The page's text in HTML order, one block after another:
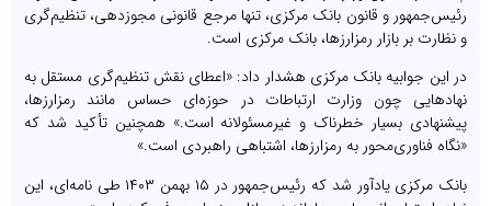
رئیس‌جمهور و قانون بانک مرکزی، تنها مرجع قانونی مجوزدهی، تنظیم‌گری
و نظارت بر بازار رمزارزها، بانک مرکزی است.
در این جوابیه بانک مرکزی هشدار داد: «اعطای نقش تنظیم‌گری مستقل به
نهادهایی چون وزارت ارتباطات در حوزه‌ای حساس مانند رمزارزها،
پیشنهادی بسیار خطرناک و غیرمسئولانه است.» همچنین تأکید شد که
«نگاه فناوری‌محور به رمزارزها، اشتباهی راهبردی است.»
بانک مرکزی یادآور شد که رئیس‌جمهور در ۱۵ بهمن ۱۴۰۳ طی نامه‌ای، این